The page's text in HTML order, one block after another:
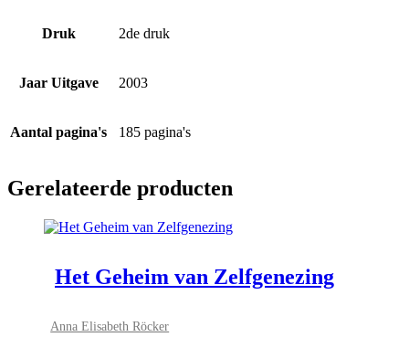
Druk 2de druk
Jaar Uitgave 2003
Aantal pagina's 185 pagina's
Gerelateerde producten
Het Geheim van Zelfgenezing
Anna Elisabeth Röcker